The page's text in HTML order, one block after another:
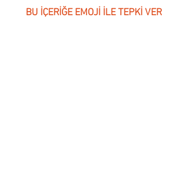
BU İÇERİĞE EMOJİ İLE TEPKİ VER